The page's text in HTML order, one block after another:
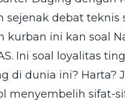
sejenak debat
kurban ini kan soal
Ini soal loyalitas
di dunia ini? Harta?
menyembelih sifat-